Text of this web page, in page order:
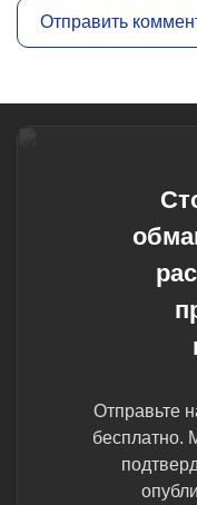
Отправьте
бесплатно.